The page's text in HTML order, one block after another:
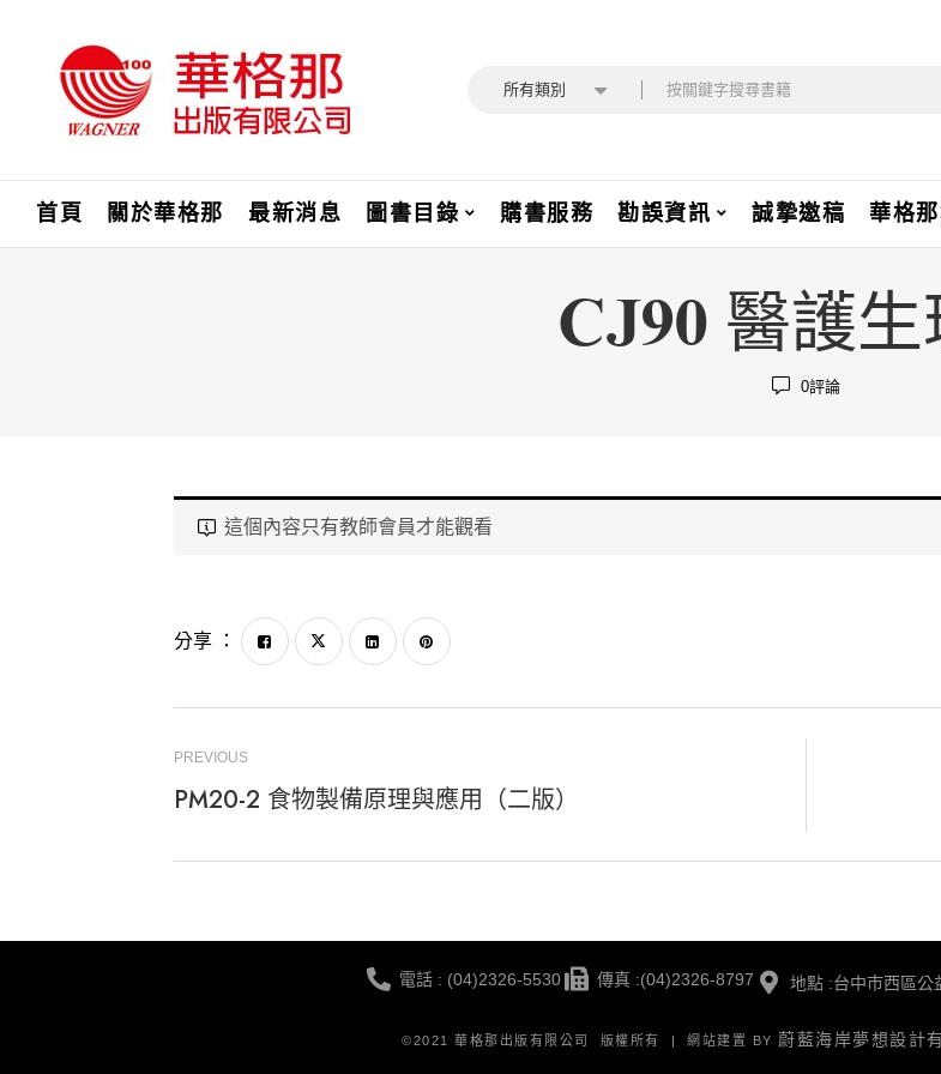
所有類別
首頁 關於華格那 最新消息 圖書目錄 購書服務 勘誤資訊 誠摯邀稿 華格
CJ90 醫護生
0評論
這個內容只有教師會員才能觀看
分享 ：
PREVIOUS
PM20-2 食物製備原理與應用（二版）
電話 : (04)2326-5530 傳真 :(04)2326-8797 地點 :台中市西區公
©2021 華格那出版有限公司 版權所有 | 網站建置 BY 蔚藍海岸夢想設計